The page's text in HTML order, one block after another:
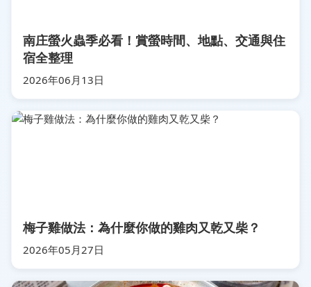
南庄螢火蟲季必看！賞螢時間、地點、交通與住
宿全整理
2026年06月13日
梅子雞做法：為什麼你做的雞肉又乾又柴？
2026年05月27日